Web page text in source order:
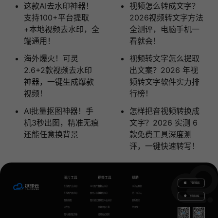
这款AI去水印神器！
支持100+平台提取
+本地视频去水印，全
端通用！
海外爆火！可灵
2.6+2款视频去水印
神器，一键生成爆款
视频！
AI批量抠图神器！手
机3秒出图，精准无痕
还能任意换背景
视频怎么转成文字？
2026视频转文字方法
全测评，电脑手机一
看就会！
视频转文字怎么提取
出文案？2026 年视
频转文字软件实力排
行榜！
怎样把音视频转换成
文字？2026 实测 6
款免费工具深度测
评，一键快速转写！
图片工具
在线图片去水印
在线图片加水印
智能抠图
证件照
图片模糊变清晰
GIF图片生成
图片无损放大
图片转文字
视频工具
视频去水印
视频加水印
视频怎么去水印
视频提取下载
视频格式转换
帮助
水印云教程
关于水印云
联系我们
代理推广
下载电脑版
下载移动端